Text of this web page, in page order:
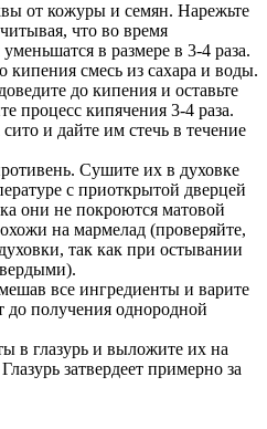
от кожуры и семян. Нарежьте
что во время
в размере в 3-4 раза.
кипения смесь из сахара и воды.
до кипения и оставьте
процесс кипячения 3-4 раза.
и дайте им стечь в течение
Сушите их в духовке
с приоткрытой дверцей
они не покроются матовой
на мармелад (проверяйте,
так как при остывании
все ингредиенты и варите
до получения однородной
в глазурь и выложите их на
затвердеет примерно за